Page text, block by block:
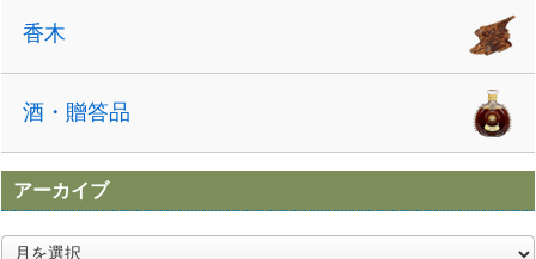
香木
酒・贈答品
アーカイブ
ア